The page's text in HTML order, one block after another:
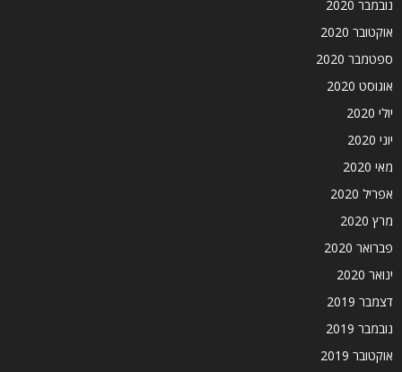
נובמבר 2020
אוקטובר 2020
ספטמבר 2020
אוגוסט 2020
יולי 2020
יוני 2020
מאי 2020
אפריל 2020
מרץ 2020
פברואר 2020
ינואר 2020
דצמבר 2019
נובמבר 2019
אוקטובר 2019